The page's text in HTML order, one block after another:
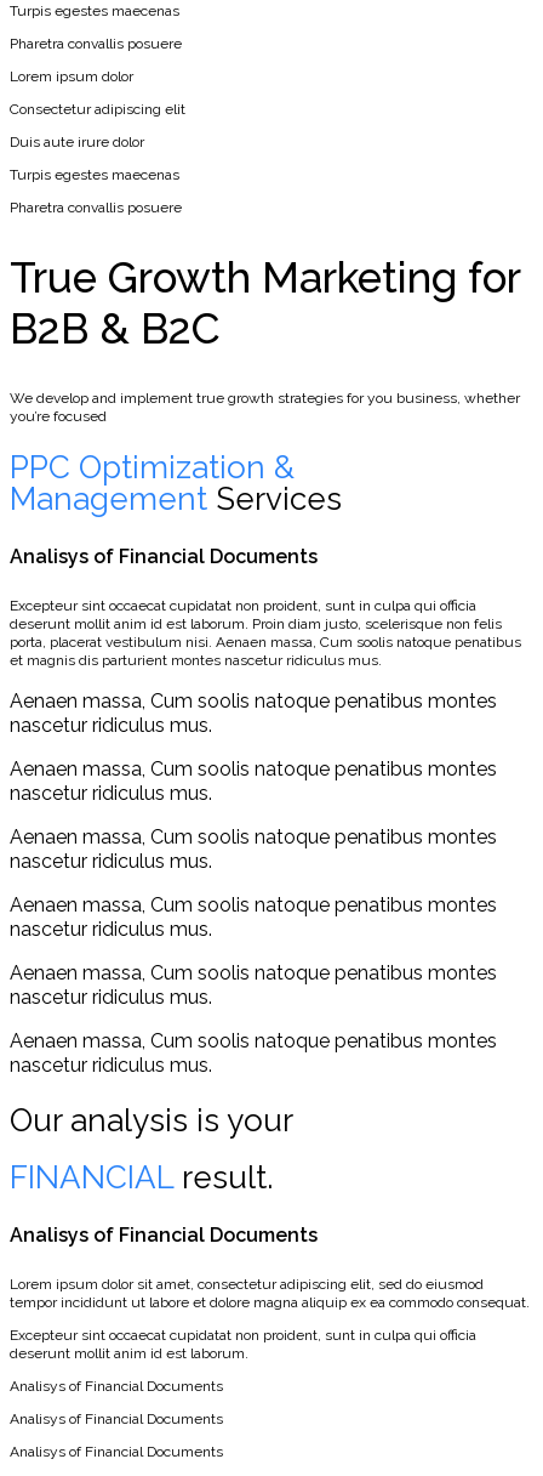
Turpis egestes maecenas
Pharetra convallis posuere
Lorem ipsum dolor
Consectetur adipiscing elit
Duis aute irure dolor
Turpis egestes maecenas
Pharetra convallis posuere
True Growth Marketing for
B2B & B2C
We develop and implement true growth strategies for you business, whether
you’re focused
PPC Optimization &
Management Services
Analisys of Financial Documents
Excepteur sint occaecat cupidatat non proident, sunt in culpa qui officia
deserunt mollit anim id est laborum. Proin diam justo, scelerisque non felis
porta, placerat vestibulum nisi. Aenaen massa, Cum soolis natoque penatibus
et magnis dis parturient montes nascetur ridiculus mus.
Aenaen massa, Cum soolis natoque penatibus montes
nascetur ridiculus mus.
Aenaen massa, Cum soolis natoque penatibus montes
nascetur ridiculus mus.
Aenaen massa, Cum soolis natoque penatibus montes
nascetur ridiculus mus.
Aenaen massa, Cum soolis natoque penatibus montes
nascetur ridiculus mus.
Aenaen massa, Cum soolis natoque penatibus montes
nascetur ridiculus mus.
Aenaen massa, Cum soolis natoque penatibus montes
nascetur ridiculus mus.
Our analysis is your
FINANCIALresult.
Analisys of Financial Documents
Lorem ipsum dolor sit amet, consectetur adipiscing elit, sed do eiusmod
tempor incididunt ut labore et dolore magna aliquip ex ea commodo consequat.
Excepteur sint occaecat cupidatat non proident, sunt in culpa qui officia
deserunt mollit anim id est laborum.
Analisys of Financial Documents
Analisys of Financial Documents
Analisys of Financial Documents